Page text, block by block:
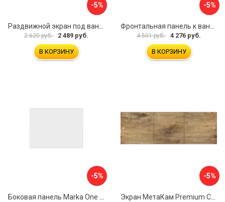
-5%
2 620 руб. 2 489 руб.
В КОРЗИНУ
-5%
4 501 руб. 4 276 руб.
В КОРЗИНУ
-5%
Боковая панель Marka One Flat 80 MG L 02бфл80мгл
-5%
Экран МетаКам Premium Collection 4650208860133